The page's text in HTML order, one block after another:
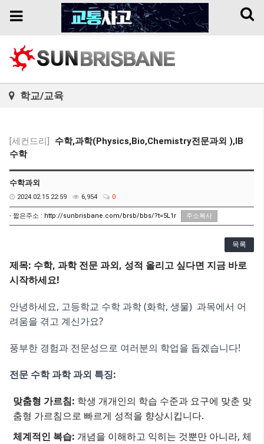
Toggle
Toggle
학교/교육
[세컨드리]
수학,과학(Physics,Bio,Chemistry전문과외 ),IB
수학
수학과외
2024.02.15 22:59 6,954 0
- 짧은주소 : http://sunbrisbane.com/brsb/bbs/?t=5L1r 주소복사
목록
제목: 수학, 과학 전문 과외, 성적 올리고 싶다면 지금 바로
시작하세요!
안녕하세요, 고등학교 수학 과학 (화학, 생물) 과목에서 어
려움을 겪고 계신가요?
풍부한 경험과 전문성으로 여러분의 학업을 돕겠습니다!
전문 수학 과학 과외 특징:
맞춤형 가르침: 학생 개개인의 학습 수준과 요구에 맞춘 맞
춤형 가르침으로 빠르게 성적을 향상시킵니다.
체계적인 복습: 개념을 이해하고 익히는 것뿐만 아니라, 체